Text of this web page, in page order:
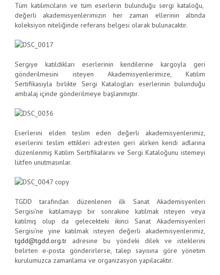
Tüm katılımcıların ve tüm eserlerin bulunduğu sergi kataloğu,
değerli akademisyenlerimizin her zaman ellerinin altında
koleksiyon niteliğinde referans belgesi olarak bulunacaktır.
Sergiye katıldıkları eserlerinin kendilerine kargoyla geri
gönderilmesini isteyen Akademisyenlerimize, Katılım
Sertifikasıyla birlikte Sergi Katalogları eserlerinin bulunduğu
ambalaj içinde gönderilmeye başlanmıştır.
Eserlerini elden teslim eden değerli akademisyenlerimiz,
eserlerini teslim ettikleri adresten geri alırken kendi adlarına
düzenlenmiş Katılım Sertifikalarını ve Sergi Kataloğunu istemeyi
lütfen unutmasınlar.
TGDD tarafından düzenlenen ilk Sanat Akademisyenleri
Sergisi’ne katılamayıp bir sonrakine katılmak isteyen veya
katılmış olup da gelecekteki ikinci Sanat Akademisyenleri
Sergisi’ne yine katılmak isteyen değerli akademisyenlerimiz,
tgdd@tgdd.org.tr adresine bu yöndeki dilek ve isteklerini
belirten e-posta gönderirlerse, talep sayısına göre yönetim
kurulumuzca zamanlama ve organizasyon yapılacaktır.